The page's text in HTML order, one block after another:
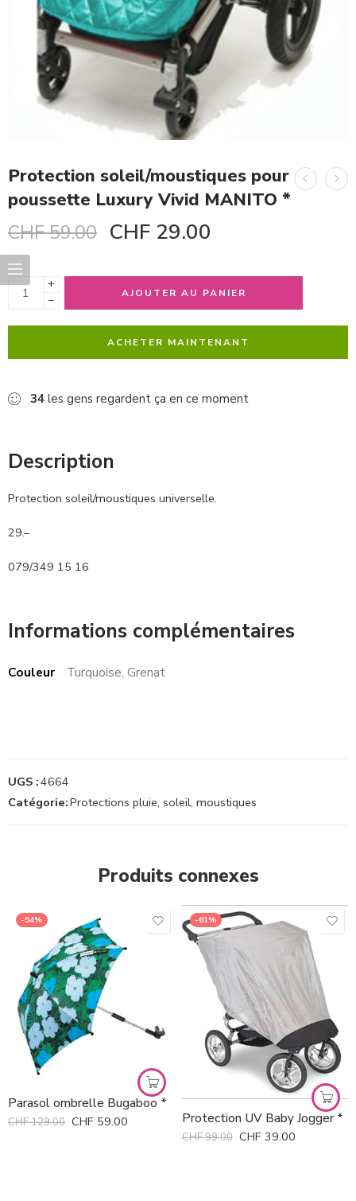
Protection soleil/moustiques pour
poussette Luxury Vivid MANITO *
CHF59.00 CHF 29.00
+
−
AJOUTER AU PANIER
ACHETER MAINTENANT
34 les gens regardent ça en ce moment
Description
Protection soleil/moustiques universelle.
29.–
079/349 15 16
Informations complémentaires
Couleur Turquoise, Grenat
UGS :4664
Catégorie:Protections pluie, soleil, moustiques
Produits connexes
-54%
Parasol ombrelle Bugaboo *
CHF129.00 CHF 59.00
-61%
Protection UV Baby Jogger *
CHF99.00 CHF 39.00